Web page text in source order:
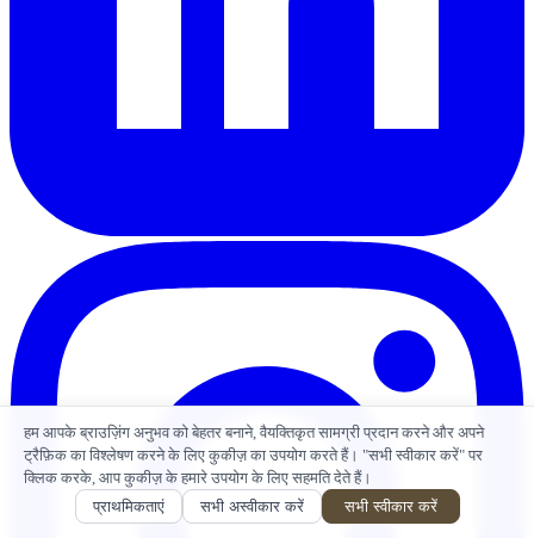
हम आपके ब्राउज़िंग अनुभव को बेहतर बनाने, वैयक्तिकृत सामग्री प्रदान करने और अपने
ट्रैफ़िक का विश्लेषण करने के लिए कुकीज़ का उपयोग करते हैं। "सभी स्वीकार करें" पर
क्लिक करके, आप कुकीज़ के हमारे उपयोग के लिए सहमति देते हैं।
प्राथमिकताएं
सभी अस्वीकार करें सभी स्वीकार करें